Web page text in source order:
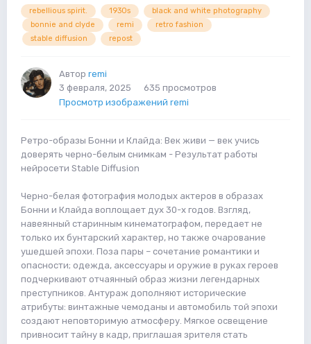
rebellious spirit. 1930s
black and white photography
bonnie and clyde
remi
retro fashion
stable diffusion
repost
Автор remi
3 февраля, 2025
635 просмотров
Просмотр изображений remi
Ретро-образы Бонни и Клайда: Век живи — век учись
доверять черно-белым снимкам - Результат работы
нейросети Stable Diffusion
Черно-белая фотография молодых актеров в образах
Бонни и Клайда воплощает дух 30-х годов. Взгляд,
навеянный старинным кинематографом, передает не
только их бунтарский характер, но также очарование
ушедшей эпохи. Поза пары – сочетание романтики и
опасности; одежда, аксессуары и оружие в руках героев
подчеркивают отчаянный образ жизни легендарных
преступников. Антураж дополняют исторические
атрибуты: винтажные чемоданы и автомобиль той эпохи
создают неповторимую атмосферу. Мягкое освещение
привносит тайну в кадр, приглашая зрителя стать